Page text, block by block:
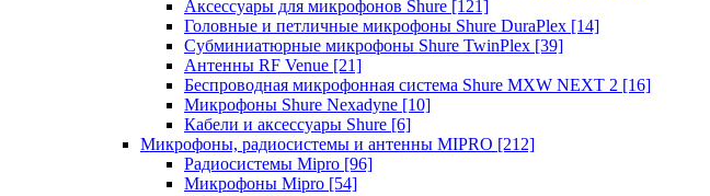
Аксессуары для микрофонов Shure [121]
Головные и петличные микрофоны Shure DuraPlex [14]
Субминиатюрные микрофоны Shure TwinPlex [39]
Антенны RF Venue [21]
Беспроводная микрофонная система Shure MXW NEXT 2 [16]
Микрофоны Shure Nexadyne [10]
Кабели и аксессуары Shure [6]
Микрофоны, радиосистемы и антенны MIPRO [212]
Радиосистемы Mipro [96]
Микрофоны Mipro [54]